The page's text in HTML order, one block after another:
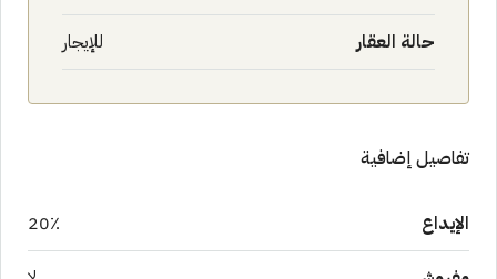
حالة العقار للإيجار
تفاصيل إضافية
الإيداع 20٪